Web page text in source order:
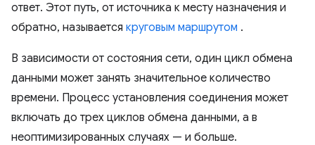
ответ. Этот путь, от источника к месту назначения и
обратно, называется круговым маршрутом .
В зависимости от состояния сети, один цикл обмена
данными может занять значительное количество
времени. Процесс установления соединения может
включать до трех циклов обмена данными, а в
неоптимизированных случаях — и больше.